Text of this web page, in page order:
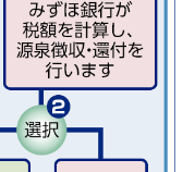
購入時手数料率を
サービス（サービ